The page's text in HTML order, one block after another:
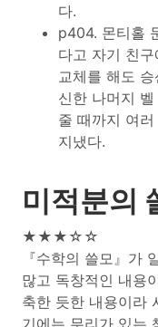
다.
p404. 몬티홀
다고 자기 친
교체를 해도
신한 나머지
줄 때까지 여
지냈다.
미적분의
★★★☆☆
『수학의 쓸모』가
많고 독창적인 내용
축한 듯한 내용이라